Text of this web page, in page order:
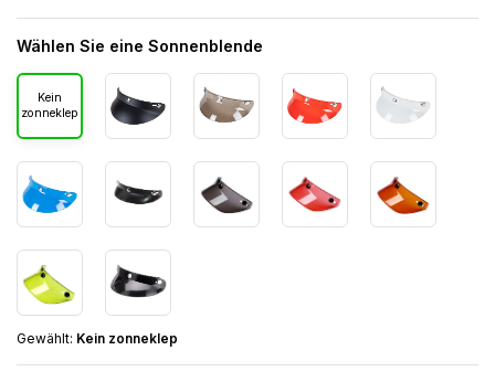
Wählen Sie eine Sonnenblende
Kein
zonneklep
Gewählt: Kein zonneklep